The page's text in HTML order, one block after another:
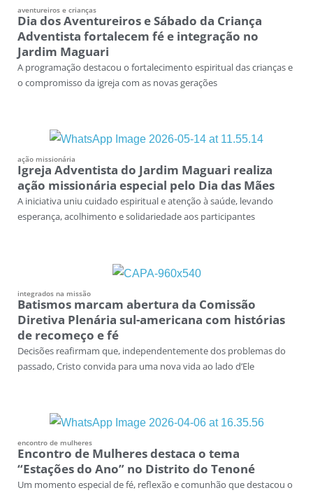
aventureiros e crianças
Dia dos Aventureiros e Sábado da Criança
Adventista fortalecem fé e integração no
Jardim Maguari
A programação destacou o fortalecimento espiritual das crianças e
o compromisso da igreja com as novas gerações
ação missionária
Igreja Adventista do Jardim Maguari realiza
ação missionária especial pelo Dia das Mães
A iniciativa uniu cuidado espiritual e atenção à saúde, levando
esperança, acolhimento e solidariedade aos participantes
integrados na missão
Batismos marcam abertura da Comissão
Diretiva Plenária sul-americana com histórias
de recomeço e fé
Decisões reafirmam que, independentemente dos problemas do
passado, Cristo convida para uma nova vida ao lado d’Ele
encontro de mulheres
Encontro de Mulheres destaca o tema
“Estações do Ano” no Distrito do Tenoné
Um momento especial de fé, reflexão e comunhão que destacou o